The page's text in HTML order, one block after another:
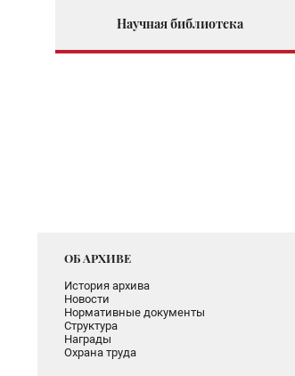
Научная библиотека
ОБ АРХИВЕ
История архива
Новости
Нормативные документы
Структура
Награды
Охрана труда